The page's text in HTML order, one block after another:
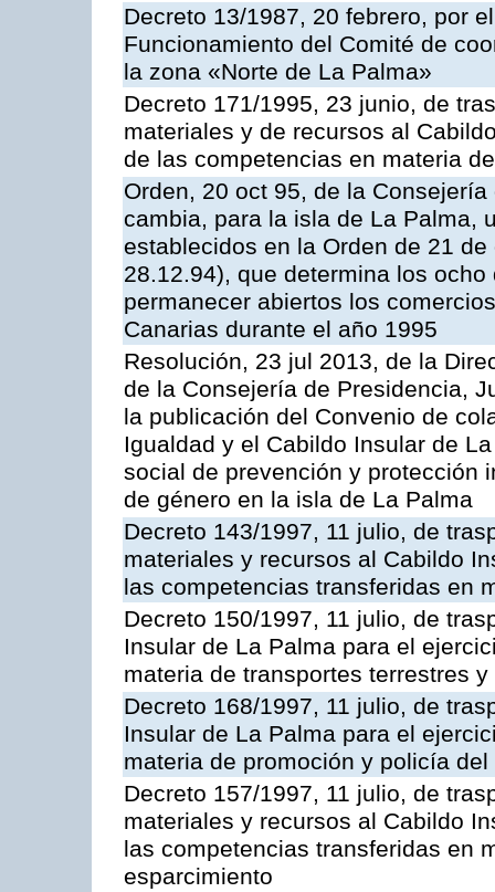
Decreto 13/1987, 20 febrero, por
Funcionamiento del Comité de
la zona «Norte de La Palma»
Decreto 171/1995, 23 junio, de
materiales y de recursos al
de las competencias en materia
Orden, 20 oct 95, de la
cambia, para la isla de La Palma,
establecidos en la Orden de 21
28.12.94), que determina los
permanecer abiertos los
Canarias durante el año 1995
Resolución, 23 jul 2013, de la
de la Consejería de Presidencia,
la publicación del Convenio de
Igualdad y el Cabildo Insular de
social de prevención y protección
de género en la isla de La Palma
Decreto 143/1997, 11 julio, de
materiales y recursos al Cabildo
las competencias transferidas en
Decreto 150/1997, 11 julio, de
Insular de La Palma para el
materia de transportes terrestres
Decreto 168/1997, 11 julio, de
Insular de La Palma para el
materia de promoción y policía
Decreto 157/1997, 11 julio, de
materiales y recursos al Cabildo
las competencias transferidas en
esparcimiento